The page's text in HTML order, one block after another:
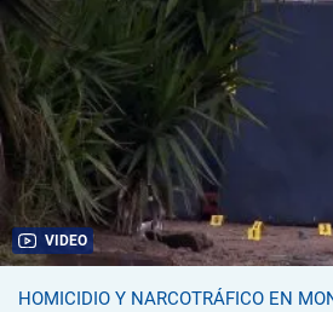
VIDEO
HOMICIDIO Y NARCOTRÁFICO EN